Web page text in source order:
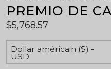
PREMIO DE
$5,768.57
Dollar américain ($) -
USD